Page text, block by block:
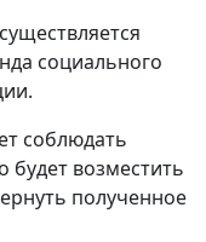
социального
соблюдать
возместить
полученное